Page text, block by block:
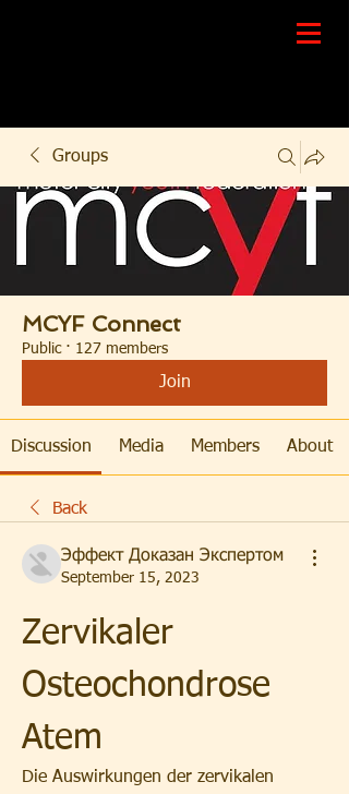
Groups
MCYF Connect
Public · 127 members
Join
Discussion Media Members About
Back
Эффект Доказан Экспертом
September 15, 2023
Zervikaler
Osteochondrose
Atem
Die Auswirkungen der zervikalen